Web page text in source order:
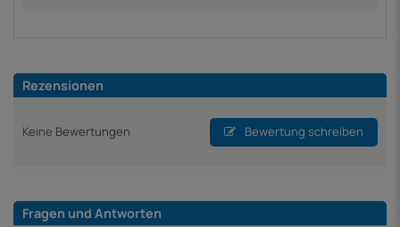
Rezensionen
Keine Bewertungen Bewertung schreiben
Fragen und Antworten